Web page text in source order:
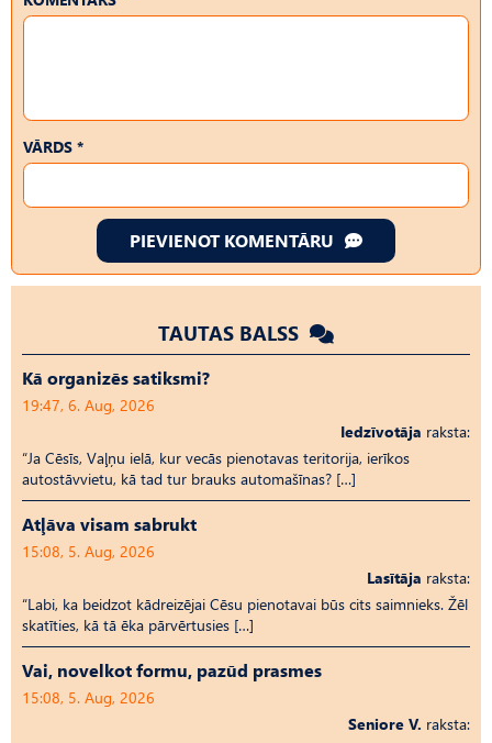
VĀRDS *
PIEVIENOT KOMENTĀRU
TAUTAS BALSS
Kā organizēs satiksmi?
19:47, 6. Aug, 2026
Iedzīvotāja raksta:
“Ja Cēsīs, Vaļņu ielā, kur vecās pienotavas teritorija, ierīkos
autostāvvietu, kā tad tur brauks automašīnas? […]
Atļāva visam sabrukt
15:08, 5. Aug, 2026
Lasītāja raksta:
“Labi, ka beidzot kādreizējai Cēsu pienotavai būs cits saimnieks. Žēl
skatīties, kā tā ēka pārvērtusies […]
Vai, novelkot formu, pazūd prasmes
15:08, 5. Aug, 2026
Seniore V. raksta: